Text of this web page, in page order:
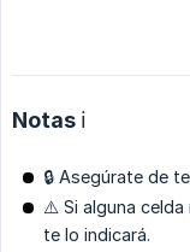
Notas ℹ️
🔒 Asegúrate de
⚠️ Si alguna
te lo indicará.